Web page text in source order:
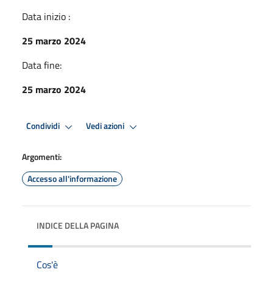
Data inizio :
25 marzo 2024
Data fine:
25 marzo 2024
Condividi Vedi azioni
Argomenti:
Accesso all'informazione
INDICE DELLA PAGINA
Cos'è